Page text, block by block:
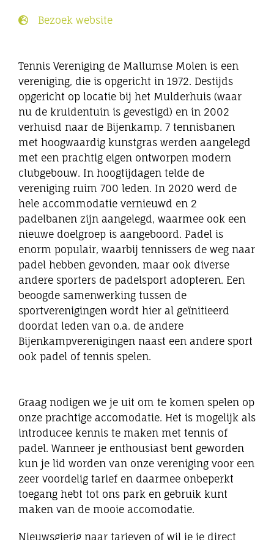
Eibergen onderneemt
Winkels
Bezoek website
Tennis Vereniging de Mallumse Molen is een
vereniging, die is opgericht in 1972. Destijds
opgericht op locatie bij het Mulderhuis (waar
nu de kruidentuin is gevestigd) en in 2002
verhuisd naar de Bijenkamp. 7 tennisbanen
met hoogwaardig kunstgras werden aangelegd
met een prachtig eigen ontworpen modern
clubgebouw. In hoogtijdagen telde de
vereniging ruim 700 leden. In 2020 werd de
hele accommodatie vernieuwd en 2
padelbanen zijn aangelegd, waarmee ook een
nieuwe doelgroep is aangeboord. Padel is
enorm populair, waarbij tennissers de weg naar
padel hebben gevonden, maar ook diverse
andere sporters de padelsport adopteren. Een
beoogde samenwerking tussen de
sportverenigingen wordt hier al geïnitieerd
doordat leden van o.a. de andere
Bijenkampverenigingen naast een andere sport
ook padel of tennis spelen.
Graag nodigen we je uit om te komen spelen op
onze prachtige accomodatie. Het is mogelijk als
introducee kennis te maken met tennis of
padel. Wanneer je enthousiast bent geworden
kun je lid worden van onze vereniging voor een
zeer voordelig tarief en daarmee onbeperkt
toegang hebt tot ons park en gebruik kunt
maken van de mooie accomodatie.
Nieuwsgierig naar tarieven of wil je je direct